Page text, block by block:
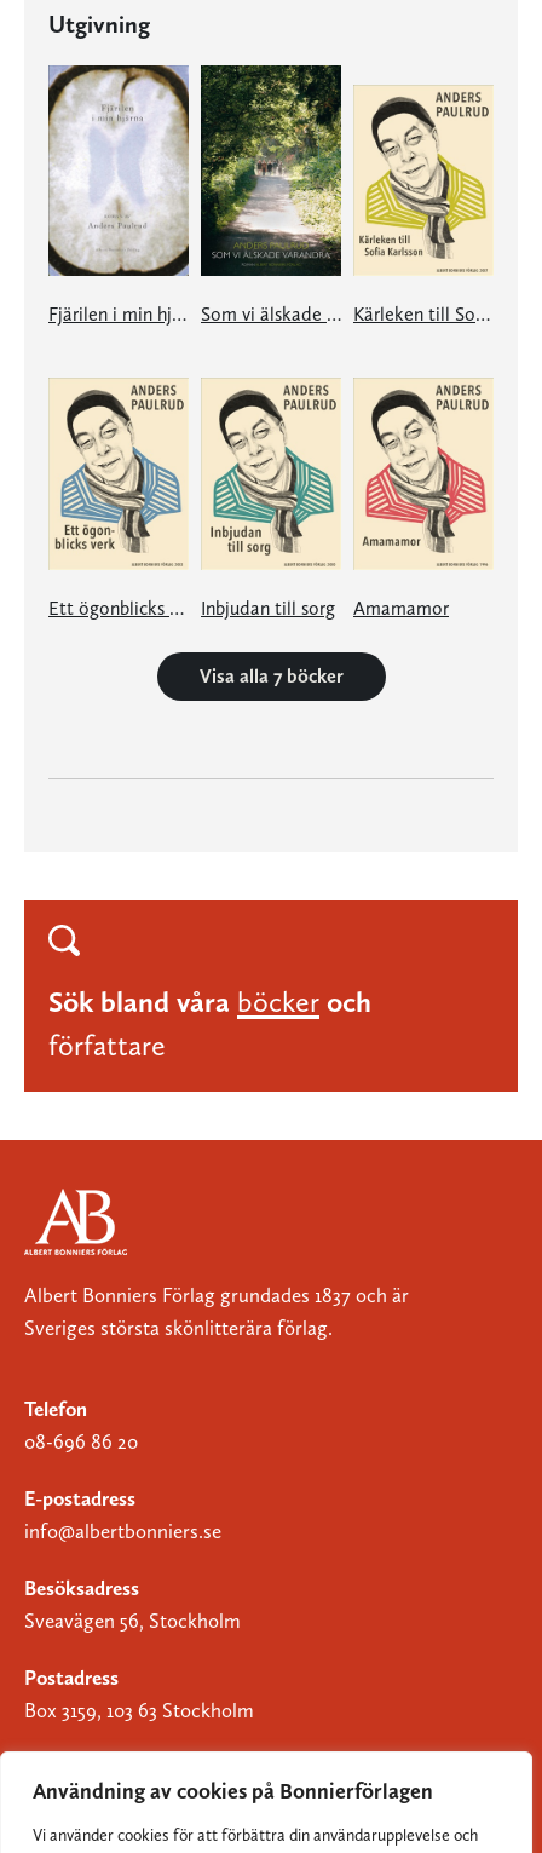
Användning av cookies på Bonnierförlagen
Vi använder cookies för att förbättra din användarupplevelse och
Utgivning
Fjärilen i min hjärna Som vi älskade varandra Kärleken till Sofia Karlsson
Ett ögonblicks verk Inbjudan till sorg Amamamor
Visa alla 7 böcker
Sök bland våra böcker och
författare
Albert Bonniers Förlag grundades 1837 och är
Sveriges största skönlitterära förlag.
Telefon
08-696 86 20
E-postadress
info@albertbonniers.se
Besöksadress
Sveavägen 56, Stockholm
Postadress
Box 3159, 103 63 Stockholm
Om Bonnierförlagen